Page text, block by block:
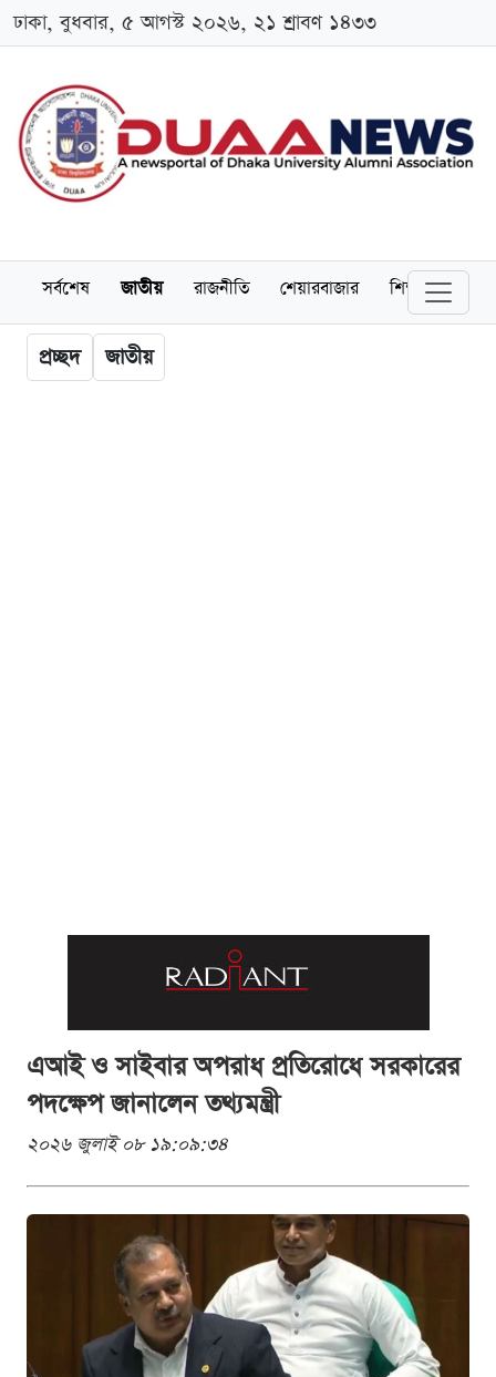
ঢাকা, বুধবার, ৫ আগস্ট ২০২৬, ২১ শ্রাবণ ১৪৩৩
সর্বশেষ জাতীয় রাজনীতি শেয়ারবাজার শিক্ষা
প্রচ্ছদ জাতীয়
এআই ও সাইবার অপরাধ প্রতিরোধে সরকারের
পদক্ষেপ জানালেন তথ্যমন্ত্রী
২০২৬ জুলাই ০৮ ১৯:০৯:৩৪